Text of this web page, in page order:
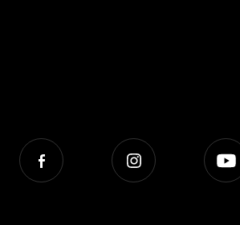
Facebook Instagram